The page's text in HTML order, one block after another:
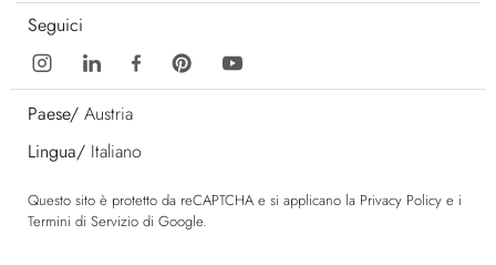
Seguici
Paese/ Austria
Lingua/ Italiano
Questo sito è protetto da reCAPTCHA e si applicano la Privacy Policy e i
Termini di Servizio di Google.